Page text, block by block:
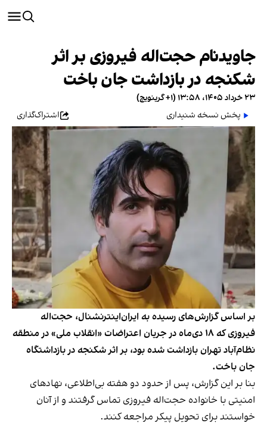
جاویدنام حجت‌اله فیروزی بر اثر
شکنجه در بازداشت جان باخت
۲۳ خرداد ۱۴۰۵، ۱۳:۵۸ (‎+۱ گرینویچ)
پخش نسخه شنیداری
اشتراک‌گذاری
بر اساس گزارش‌های رسیده به ایران‌اینترنشنال، حجت‌اله
فیروزی که ۱۸ دی‌ماه در جریان اعتراضات «انقلاب ملی» در منطقه
نظام‌آباد تهران بازداشت شده بود، بر اثر شکنجه در بازداشتگاه
جان باخت.
بنا بر این گزارش، پس از حدود دو هفته بی‌اطلاعی، نهادهای
امنیتی با خانواده حجت‌اله فیروزی تماس گرفتند و از آنان
خواستند برای تحویل پیکر مراجعه کنند.